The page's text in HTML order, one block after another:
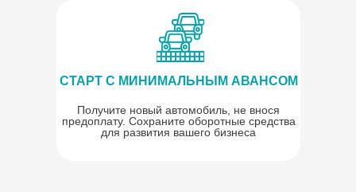
Получите новый автомобиль, не внося
предоплату. Сохраните оборотные средства
для развития вашего бизнеса
СТАРТ С МИНИМАЛЬНЫМ АВАНСОМ